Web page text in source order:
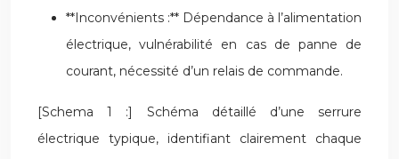
**Inconvénients :** Dépendance à l’alimentation
électrique, vulnérabilité en cas de panne de
courant, nécessité d’un relais de commande.
[Schema 1 :] Schéma détaillé d’une serrure
électrique typique, identifiant clairement chaque